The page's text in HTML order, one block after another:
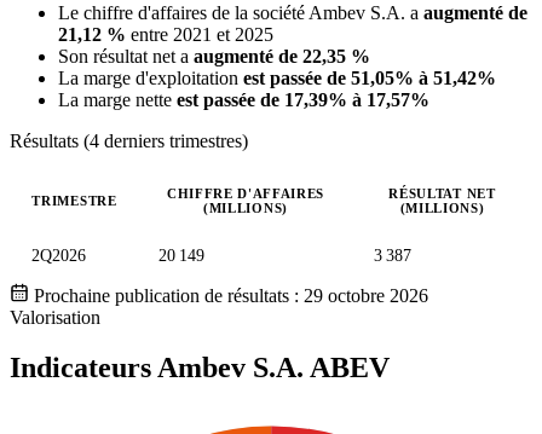
Le chiffre d'affaires de la société Ambev S.A. a augmenté de
21,12 % entre 2021 et 2025
Son résultat net a augmenté de 22,35 %
La marge d'exploitation est passée de 51,05% à 51,42%
La marge nette est passée de 17,39% à 17,57%
Résultats (4 derniers trimestres)
TRIMESTRE
CHIFFRE D'AFFAIRES
(MILLIONS)
RÉSULTAT NET
(MILLIONS)
2Q2026 20 149 3 387
Prochaine publication de résultats : 29 octobre 2026
Valorisation
Indicateurs Ambev S.A. ABEV